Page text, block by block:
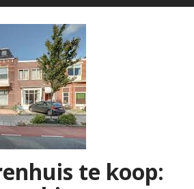
te koop: